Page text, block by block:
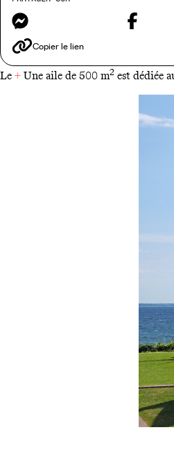
Messenger
Copier le lien
A 30 kilomètres au nord de
conduisant à des salles conçues
vitrées avec vue sur la Baltique - à
mer. On peut courir, dévaler le
Le + Une aile de 500 m2 est dédiée